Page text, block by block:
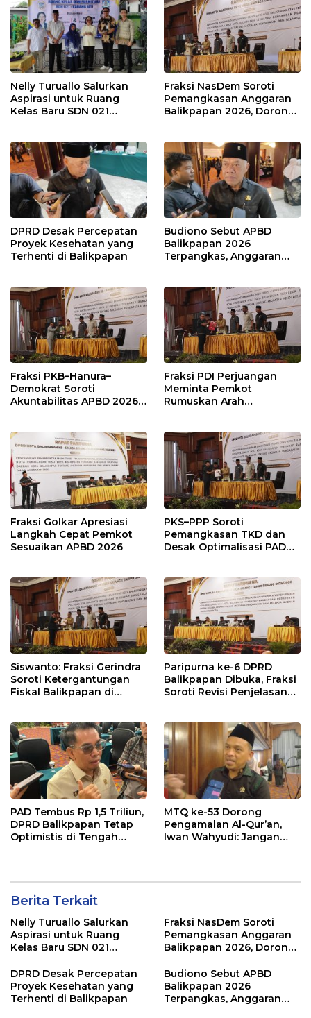
Nelly Turuallo Salurkan
Aspirasi untuk Ruang
Kelas Baru SDN 021
Fraksi NasDem Soroti
Pemangkasan Anggaran
Balikpapan 2026, Dorong
DPRD Desak Percepatan
Proyek Kesehatan yang
Terhenti di Balikpapan
Budiono Sebut APBD
Balikpapan 2026
Terpangkas, Anggaran
Fraksi PKB–Hanura–
Demokrat Soroti
Akuntabilitas APBD 2026
Modal
Fraksi PDI Perjuangan
Meminta Pemkot
Rumuskan Arah
Penyangga IKN
Fraksi Golkar Apresiasi
Langkah Cepat Pemkot
Sesuaikan APBD 2026
PKS–PPP Soroti
Pemangkasan TKD dan
Desak Optimalisasi PAD
Siswanto: Fraksi Gerindra
Soroti Ketergantungan
Fiskal Balikpapan di
Paripurna ke-6 DPRD
Balikpapan Dibuka, Fraksi
Soroti Revisi Penjelasan
PAD Tembus Rp 1,5 Triliun,
DPRD Balikpapan Tetap
Optimistis di Tengah
MTQ ke-53 Dorong
Pengamalan Al-Qur’an,
Iwan Wahyudi: Jangan
Berita Terkait
Nelly Turuallo Salurkan
Aspirasi untuk Ruang
Kelas Baru SDN 021
Fraksi NasDem Soroti
Pemangkasan Anggaran
Balikpapan 2026, Dorong
Publik
DPRD Desak Percepatan
Proyek Kesehatan yang
Terhenti di Balikpapan
Budiono Sebut APBD
Balikpapan 2026
Terpangkas, Anggaran